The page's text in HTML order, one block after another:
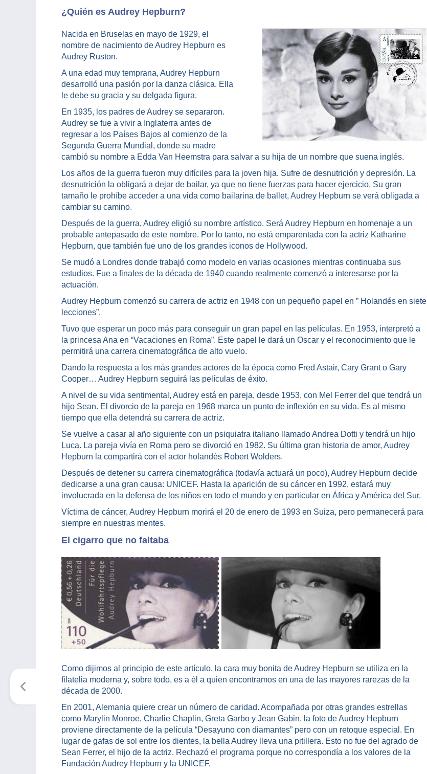
¿Quién es Audrey Hepburn?
Nacida en Bruselas en mayo de 1929, el
nombre de nacimiento de Audrey Hepburn es
Audrey Ruston.
A una edad muy temprana, Audrey Hepburn
desarrolló una pasión por la danza clásica. Ella
le debe su gracia y su delgada figura.
En 1935, los padres de Audrey se separaron.
Audrey se fue a vivir a Inglaterra antes de
regresar a los Países Bajos al comienzo de la
Segunda Guerra Mundial, donde su madre
cambió su nombre a Edda Van Heemstra para salvar a su hija de un nombre que suena inglés.
Los años de la guerra fueron muy difíciles para la joven hija. Sufre de desnutrición y depresión. La
desnutrición la obligará a dejar de bailar, ya que no tiene fuerzas para hacer ejercicio. Su gran
tamaño le prohíbe acceder a una vida como bailarina de ballet, Audrey Hepburn se verá obligada a
cambiar su camino.
Después de la guerra, Audrey eligió su nombre artístico. Será Audrey Hepburn en homenaje a un
probable antepasado de este nombre. Por lo tanto, no está emparentada con la actriz Katharine
Hepburn, que también fue uno de los grandes iconos de Hollywood.
Se mudó a Londres donde trabajó como modelo en varias ocasiones mientras continuaba sus
estudios. Fue a finales de la década de 1940 cuando realmente comenzó a interesarse por la
actuación.
Audrey Hepburn comenzó su carrera de actriz en 1948 con un pequeño papel en ” Holandés en siete
lecciones”.
Tuvo que esperar un poco más para conseguir un gran papel en las películas. En 1953, interpretó a
la princesa Ana en “Vacaciones en Roma”. Este papel le dará un Oscar y el reconocimiento que le
permitirá una carrera cinematográfica de alto vuelo.
Dando la respuesta a los más grandes actores de la época como Fred Astair, Cary Grant o Gary
Cooper… Audrey Hepburn seguirá las películas de éxito.
A nivel de su vida sentimental, Audrey está en pareja, desde 1953, con Mel Ferrer del que tendrá un
hijo Sean. El divorcio de la pareja en 1968 marca un punto de inflexión en su vida. Es al mismo
tiempo que ella detendrá su carrera de actriz.
Se vuelve a casar al año siguiente con un psiquiatra italiano llamado Andrea Dotti y tendrá un hijo
Luca. La pareja vivía en Roma pero se divorció en 1982. Su última gran historia de amor, Audrey
Hepburn la compartirá con el actor holandés Robert Wolders.
Después de detener su carrera cinematográfica (todavía actuará un poco), Audrey Hepburn decide
dedicarse a una gran causa: UNICEF. Hasta la aparición de su cáncer en 1992, estará muy
involucrada en la defensa de los niños en todo el mundo y en particular en África y América del Sur.
Víctima de cáncer, Audrey Hepburn morirá el 20 de enero de 1993 en Suiza, pero permanecerá para
siempre en nuestras mentes.
El cigarro que no faltaba
Como dijimos al principio de este artículo, la cara muy bonita de Audrey Hepburn se utiliza en la
filatelia moderna y, sobre todo, es a él a quien encontramos en una de las mayores rarezas de la
década de 2000.
En 2001, Alemania quiere crear un número de caridad. Acompañada por otras grandes estrellas
como Marylin Monroe, Charlie Chaplin, Greta Garbo y Jean Gabin, la foto de Audrey Hepburn
proviene directamente de la película “Desayuno con diamantes” pero con un retoque especial. En
lugar de gafas de sol entre los dientes, la bella Audrey lleva una pitillera. Esto no fue del agrado de
Sean Ferrer, el hijo de la actriz. Rechazó el programa porque no correspondía a los valores de la
Fundación Audrey Hepburn y la UNICEF.